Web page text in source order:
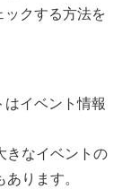
ックする方法を
はイベント情報
きなイベントの
ります。